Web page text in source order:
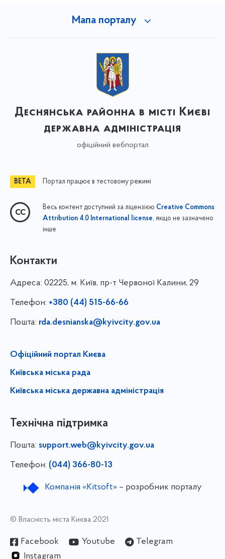
Мапа порталу
Деснянська районна в місті Києві
державна адміністрація
офіційний вебпортал
Портал працює в тестовому режимі
Весь контент доступний за ліцензією Creative Commons
Attribution 4.0 International license, якщо не зазначено
інше
Контакти
Адреса: 02225, м. Київ, пр-т Червоної Калини, 29
Телефон: +380 (44) 515-66-66
Пошта: rda.desnianska@kyivcity.gov.ua
Офіційний портал Києва
Київська міська рада
Київська міська державна адміністрація
Технічна підтримка
Пошта: support.web@kyivcity.gov.ua
Телефон: (044) 366-80-13
Компанія «Kitsoft»– розробник порталу
© Власність міста Києва 2021
Facebook Youtube
Telegram
Instagram